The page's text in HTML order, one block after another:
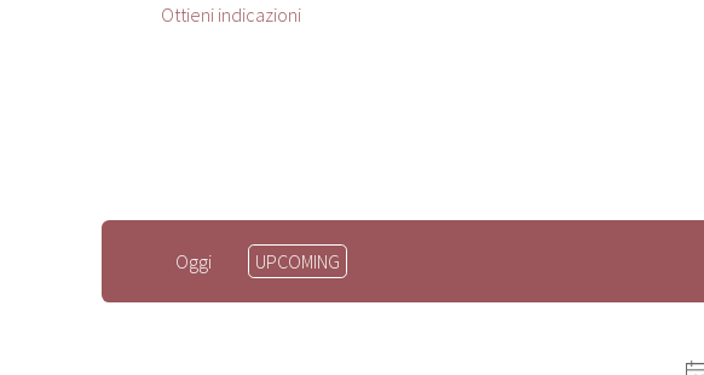
Ottieni indicazioni
Oggi UPCOMING Seleziona